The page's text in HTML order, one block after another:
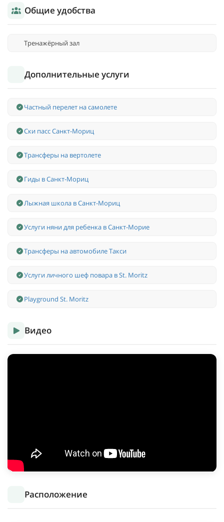
Общие удобства
Тренажёрный зал
Дополнительные услуги
Частный перелет на самолете
Ски пасс Санкт-Мориц
Трансферы на вертолете
Гиды в Санкт-Мориц
Лыжная школа в Санкт-Мориц
Услуги няни для ребенка в Санкт-Морие
Трансферы на автомобиле Такси
Услуги личного шеф повара в St. Moritz
Playground St. Moritz
Видео
Расположение